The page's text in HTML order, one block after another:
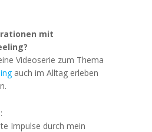
mit
Videoserie zum Thema
auch im Alltag erleben
Impulse durch mein